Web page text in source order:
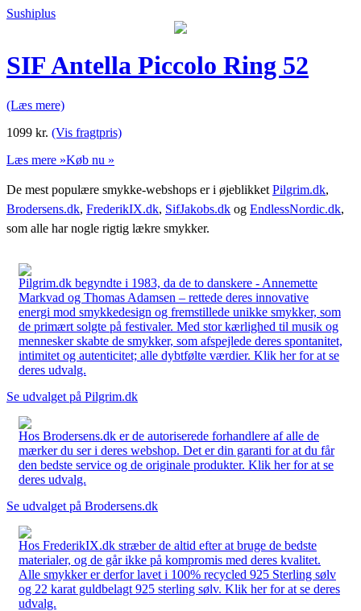
Sushiplus
SIF Antella Piccolo Ring 52
(Læs mere)
1099 kr. (Vis fragtpris)
Læs mere »Køb nu »
De mest populære smykke-webshops er i øjeblikket Pilgrim.dk,
Brodersens.dk, FrederikIX.dk, SifJakobs.dk og EndlessNordic.dk,
som alle har nogle rigtig lækre smykker.
Pilgrim.dk begyndte i 1983, da de to danskere - Annemette
Markvad og Thomas Adamsen – rettede deres innovative
energi mod smykkedesign og fremstillede unikke smykker, som
de primært solgte på festivaler. Med stor kærlighed til musik og
mennesker skabte de smykker, som afspejlede deres spontanitet,
intimitet og autenticitet; alle dybtfølte værdier. Klik her for at se
deres udvalg.
Se udvalget på Pilgrim.dk
Hos Brodersens.dk er de autoriserede forhandlere af alle de
mærker du ser i deres webshop. Det er din garanti for at du får
den bedste service og de originale produkter. Klik her for at se
deres udvalg.
Se udvalget på Brodersens.dk
Hos FrederikIX.dk stræber de altid efter at bruge de bedste
materialer, og de går ikke på kompromis med deres kvalitet.
Alle smykker er derfor lavet i 100% recycled 925 Sterling sølv
og 22 karat guldbelagt 925 sterling sølv. Klik her for at se deres
udvalg.